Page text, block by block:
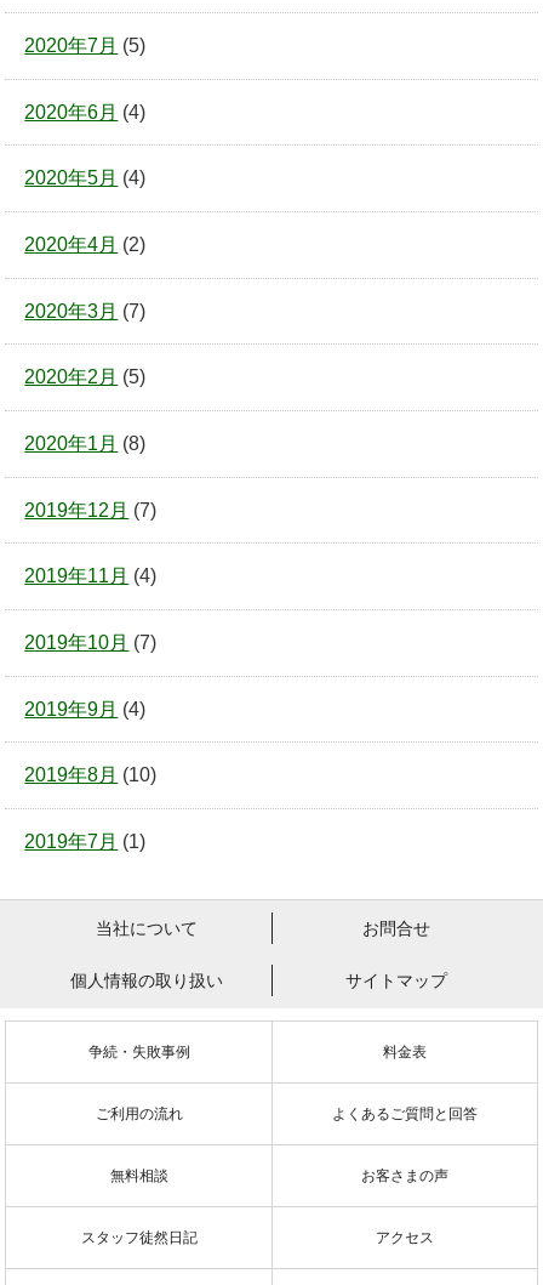
2020年7月 (5)
2020年6月 (4)
2020年5月 (4)
2020年4月 (2)
2020年3月 (7)
2020年2月 (5)
2020年1月 (8)
2019年12月 (7)
2019年11月 (4)
2019年10月 (7)
2019年9月 (4)
2019年8月 (10)
2019年7月 (1)
当社について お問合せ
個人情報の取り扱い サイトマップ
争続・失敗事例 料金表
ご利用の流れ よくあるご質問と回答
無料相談 お客さまの声
スタッフ徒然日記 アクセス